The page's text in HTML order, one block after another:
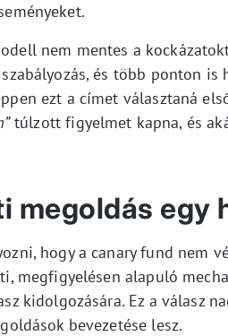
nem mentes a
és több ponton
ezt a címet választaná
túlzott figyelmet kapna, és
megoldás egy
hogy a canary fund nem
megfigyelésen alapuló
kidolgozására. Ez a válasz
bevezetése lesz.